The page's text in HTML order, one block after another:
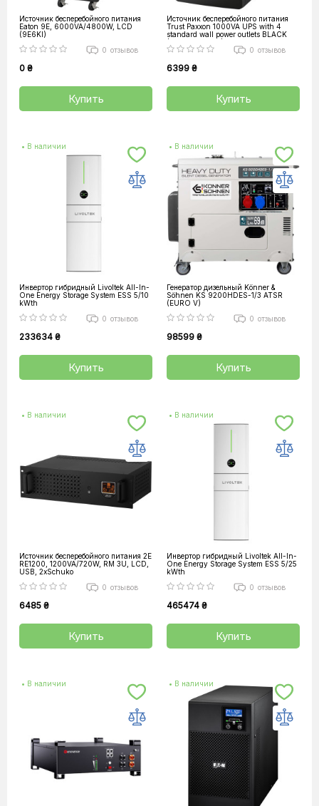
Источник бесперебойного питания
Eaton 9E, 6000VA/4800W, LCD
(9E6KI)
0 отзывов
0 ₴
Купить
Источник бесперебойного питания
Trust Paxxon 1000VA UPS with 4
standard wall power outlets BLACK
0 отзывов
6399 ₴
Купить
• В наличии
Инвертор гибридный Livoltek All-In-
One Energy Storage System ESS 5/10
kWth
0 отзывов
233634 ₴
Купить
• В наличии
Генератор дизельный Könner &
Söhnen KS 9200HDES-1/3 ATSR
(EURO V)
0 отзывов
98599 ₴
Купить
• В наличии
Источник бесперебойного питания 2E
RE1200, 1200VA/720W, RM 3U, LCD,
USB, 2xSchuko
0 отзывов
6485 ₴
Купить
• В наличии
Инвертор гибридный Livoltek All-In-
One Energy Storage System ESS 5/25
kWth
0 отзывов
465474 ₴
Купить
• В наличии • В наличии